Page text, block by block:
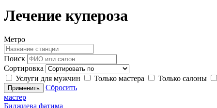
Лечение купероза
Метро
Поиск
Сортировка
Услуги для мужчин
Только мастера Только салоны
Применить
Сбросить
мастер
Биджиева фатима